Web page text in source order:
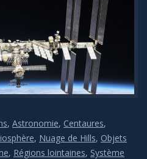
,Astronomie, Centaures,
,Nuage de Hills, Objets
, Régions lointaines, Système